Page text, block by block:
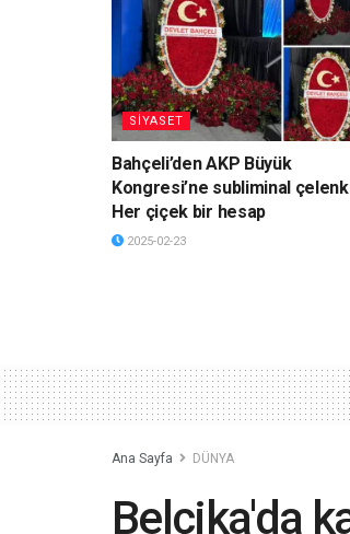
SİYASET
Bahçeli’den AKP Büyük
Kongresi’ne subliminal
Her çiçek bir hesap
2025-02-23
Ana Sayfa DÜNYA
Belçika'da